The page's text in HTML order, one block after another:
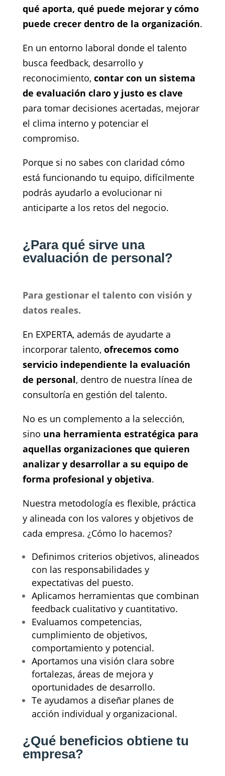
qué aporta, qué puede mejorar y cómo
puede crecer dentro de la organización.
En un entorno laboral donde el talento
busca feedback, desarrollo y
reconocimiento, contar con un sistema
de evaluación claro y justo es clave
para tomar decisiones acertadas, mejorar
el clima interno y potenciar el
compromiso.
Porque si no sabes con claridad cómo
está funcionando tu equipo, difícilmente
podrás ayudarlo a evolucionar ni
anticiparte a los retos del negocio.
¿Para qué sirve una
evaluación de personal?
Para gestionar el talento con visión y
datos reales.
En EXPERTA, además de ayudarte a
incorporar talento, ofrecemos como
servicio independiente la evaluación
de personal, dentro de nuestra línea de
consultoría en gestión del talento.
No es un complemento a la selección,
sino una herramienta estratégica para
aquellas organizaciones que quieren
analizar y desarrollar a su equipo de
forma profesional y objetiva.
Nuestra metodología es flexible, práctica
y alineada con los valores y objetivos de
cada empresa. ¿Cómo lo hacemos?
Definimos criterios objetivos, alineados
con las responsabilidades y
expectativas del puesto.
Aplicamos herramientas que combinan
feedback cualitativo y cuantitativo.
Evaluamos competencias,
cumplimiento de objetivos,
comportamiento y potencial.
Aportamos una visión clara sobre
fortalezas, áreas de mejora y
oportunidades de desarrollo.
Te ayudamos a diseñar planes de
acción individual y organizacional.
¿Qué beneficios obtiene tu
empresa?